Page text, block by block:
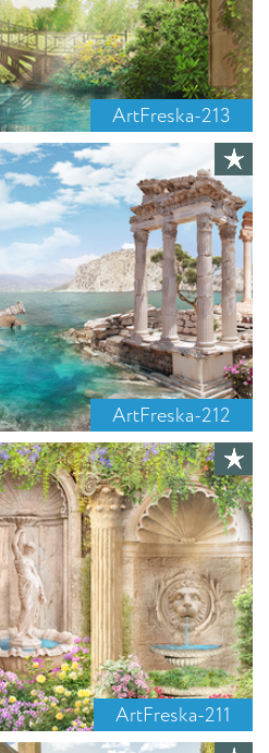
ArtFreska-213
ArtFreska-212
ArtFreska-211